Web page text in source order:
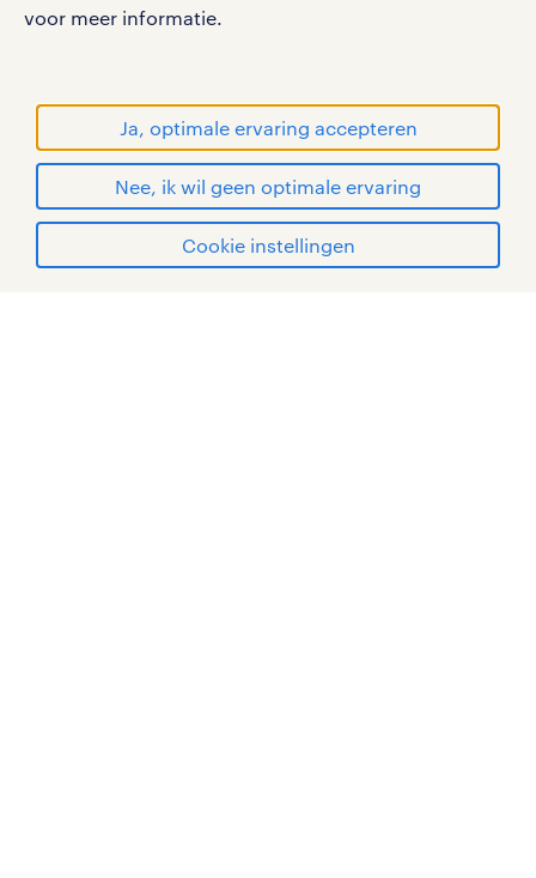
voor meer informatie.
Ja, optimale ervaring accepteren
Nee, ik wil geen optimale ervaring
Cookie instellingen
WORLD OF WORK zijn geregistreerde